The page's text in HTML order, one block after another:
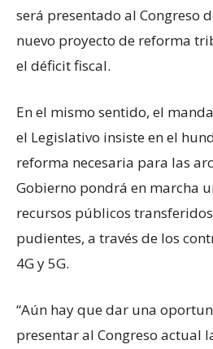
será presentado al Congreso
nuevo proyecto de reforma
el déficit fiscal.
En el mismo sentido, el
el Legislativo insiste en el
reforma necesaria para las
Gobierno pondrá en marcha
recursos públicos
pudientes, a través de los
4G y 5G.
“Aún hay que dar una
presentar al Congreso actual